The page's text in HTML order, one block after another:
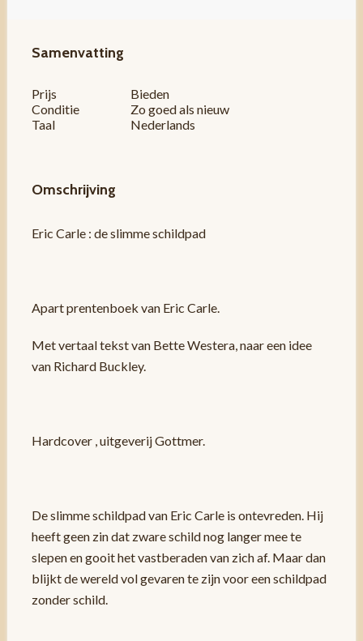
Samenvatting
Prijs
Bieden
Conditie
Zo goed als nieuw
Taal
Nederlands
Omschrijving
Eric Carle : de slimme schildpad
Apart prentenboek van Eric Carle.
Met vertaal tekst van Bette Westera, naar een idee
van Richard Buckley.
Hardcover , uitgeverij Gottmer.
De slimme schildpad van Eric Carle is ontevreden. Hij
heeft geen zin dat zware schild nog langer mee te
slepen en gooit het vastberaden van zich af. Maar dan
blijkt de wereld vol gevaren te zijn voor een schildpad
zonder schild.